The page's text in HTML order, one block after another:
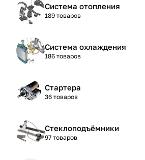
Система отопления
189 товаров
Система охлаждения
186 товаров
Стартера
36 товаров
Стеклоподъёмники
97 товаров